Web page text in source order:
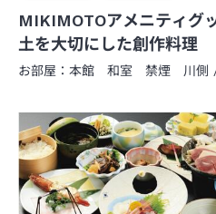
MIKIMOTOアメニティグ
土を大切にした創作料理
お部屋： 本館 和室 禁煙 川側